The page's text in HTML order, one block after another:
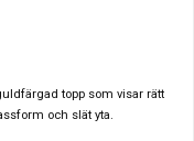
topp som visar rätt
och slät yta.